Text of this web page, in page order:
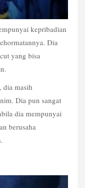
kepribadian
Dia
yang bisa
dia masih
Dia pun sangat
dia mempunyai
berusaha